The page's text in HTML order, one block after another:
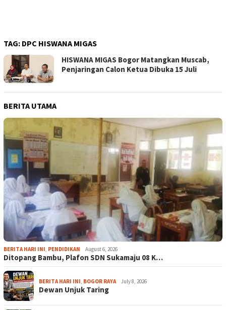
TAG: DPC HISWANA MIGAS
HISWANA MIGAS Bogor Matangkan Muscab,
Penjaringan Calon Ketua Dibuka 15 Juli
BERITA UTAMA
BERITA HARI INI, PENDIDIKAN August 6, 2026
Ditopang Bambu, Plafon SDN Sukamaju 08 K…
BERITA HARI INI, BOGOR RAYA July 8, 2026
Dewan Unjuk Taring